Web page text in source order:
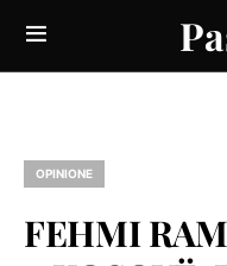
OPINIONE
FEHMI